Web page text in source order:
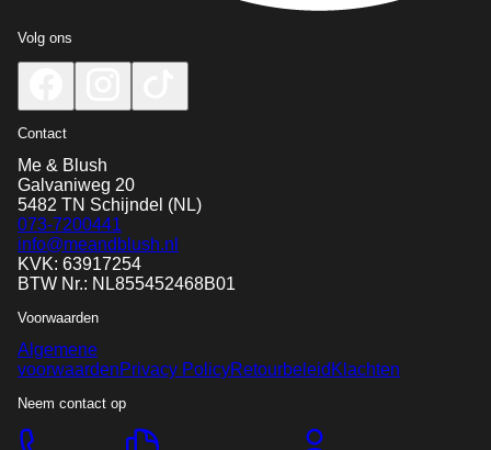
Volg ons
Contact
Me & Blush
Galvaniweg 20
5482 TN Schijndel (NL)
073-7200441
info@meandblush.nl
KVK: 63917254
BTW Nr.: NL855452468B01
Voorwaarden
Algemene
voorwaardenPrivacy PolicyRetourbeleid Klachten
Neem contact op